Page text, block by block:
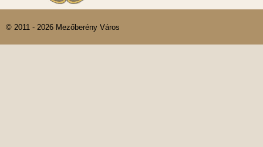
© 2011 - 2026 Mezőberény Város